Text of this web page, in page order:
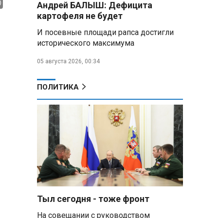
Премьер Литвы призвал не
пугать людей угрозой со
Александр Лукашенко
изготовленный по стандартам
В Белгородской области при
новых атаках ВСУ пострадали
еще четыре человека
Александр Лукашенко о
работе Белкоопсоюза: «Если это
так, это жуть»
Минск возглавил рейтинг
городов у российских туристов
Андрей БАЛЫШ: Дефицита
картофеля не будет
И посевные площади рапса достигли
исторического максимума
05 августа 2026, 00:34
ПОЛИТИКА
Тыл сегодня - тоже фронт
На совещании с руководством